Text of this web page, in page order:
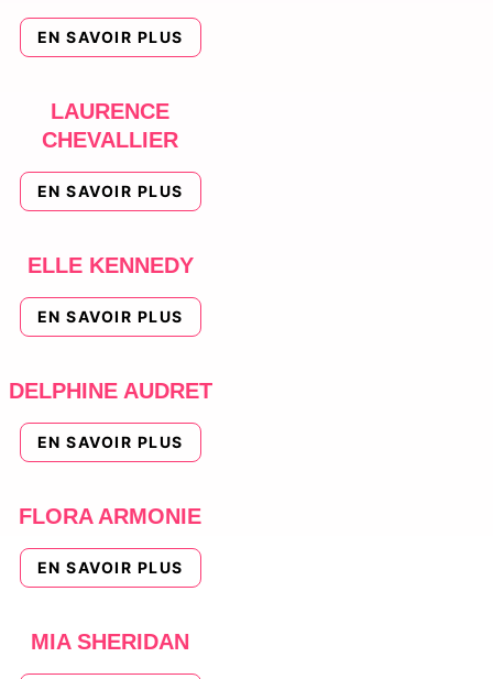
EN SAVOIR PLUS
LAURENCE
CHEVALLIER
EN SAVOIR PLUS
ELLE KENNEDY
EN SAVOIR PLUS
DELPHINE AUDRET
EN SAVOIR PLUS
FLORA ARMONIE
EN SAVOIR PLUS
MIA SHERIDAN